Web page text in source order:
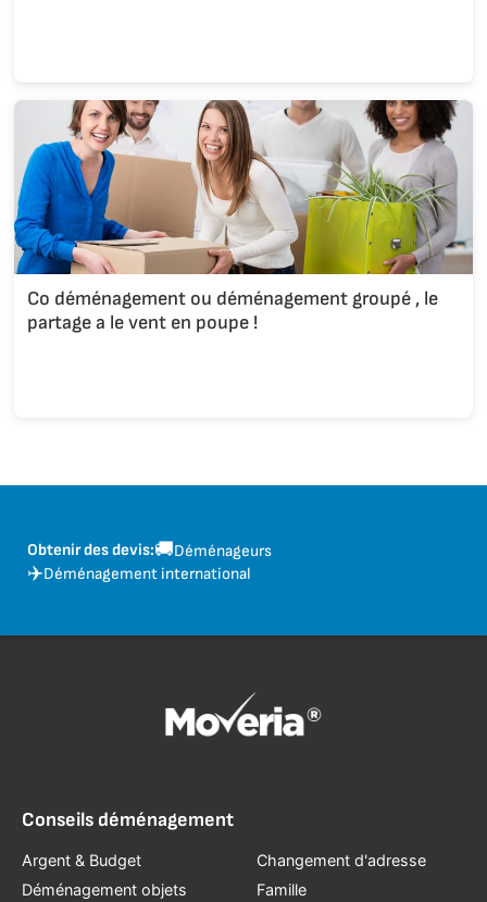
Co déménagement ou déménagement groupé , le
partage a le vent en poupe !
Obtenir des devis:🚚Déménageurs
✈️Déménagement international
Conseils déménagement
Argent & Budget
Déménagement objets
Changement d'adresse
Famille